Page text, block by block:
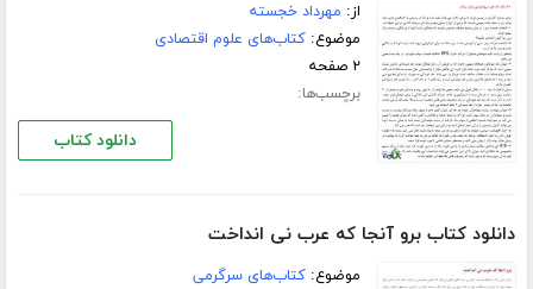
از: مهرداد خجسته
موضوع:کتاب‌های علوم اقتصادی
۲ صفحه
برچسب‌ها:
دانلود کتاب
دانلود کتاب برو آنجا که عرب نی انداخت
موضوع:کتاب‌های سرگرمی